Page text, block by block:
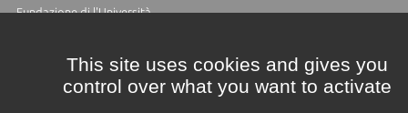
Fundazione di l'Università
This site uses cookies and gives you
control over what you want to activate